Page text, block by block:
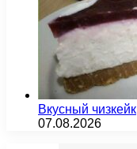
Вкусный чизкейк
07.08.2026